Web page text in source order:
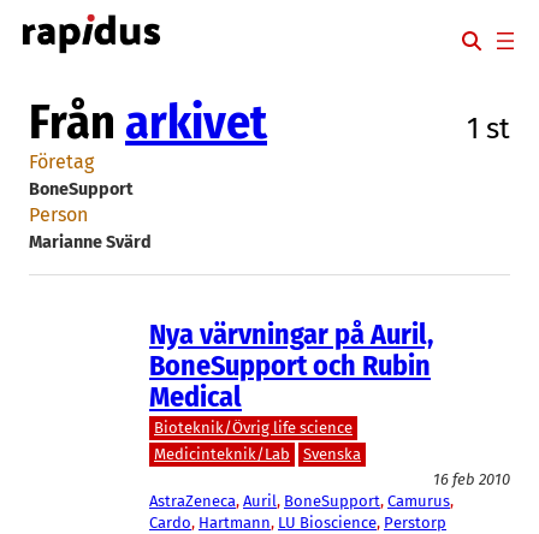
Hoppa
till
Från arkivet 1 st
Företag
BoneSupport
Person
Marianne Svärd
Nya värvningar på Auril,
BoneSupport och Rubin
Medical
Bioteknik/Övrig life science
Medicinteknik/Lab
Svenska
16 feb 2010
AstraZeneca, Auril, BoneSupport, Camurus
Cardo, Hartmann, LU Bioscience, Perstorp